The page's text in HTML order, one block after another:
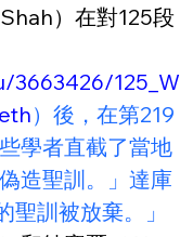
）在對125段
3663426/125_W
）後，在第219
學者直截了當地
造聖訓。」達庫
訓被放棄。」